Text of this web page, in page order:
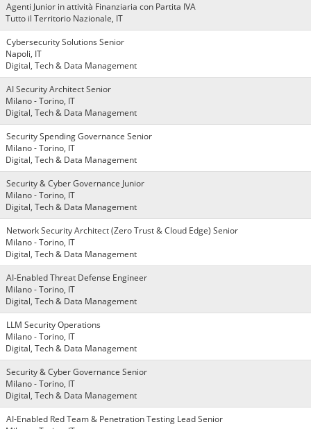
Agenti Junior in attività Finanziaria con Partita IVA
Tutto il Territorio Nazionale, IT
Cybersecurity Solutions Senior
Napoli, IT
Digital, Tech & Data Management
AI Security Architect Senior
Milano - Torino, IT
Digital, Tech & Data Management
Security Spending Governance Senior
Milano - Torino, IT
Digital, Tech & Data Management
Security & Cyber Governance Junior
Milano - Torino, IT
Digital, Tech & Data Management
Network Security Architect (Zero Trust & Cloud Edge) Senior
Milano - Torino, IT
Digital, Tech & Data Management
AI-Enabled Threat Defense Engineer
Milano - Torino, IT
Digital, Tech & Data Management
LLM Security Operations
Milano - Torino, IT
Digital, Tech & Data Management
Security & Cyber Governance Senior
Milano - Torino, IT
Digital, Tech & Data Management
AI-Enabled Red Team & Penetration Testing Lead Senior